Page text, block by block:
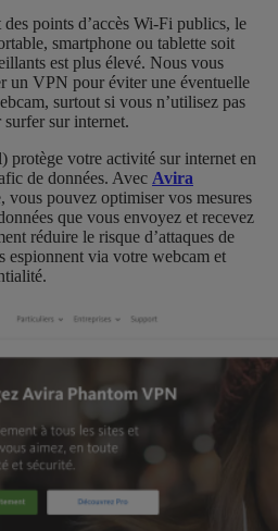
points d’accès Wi-Fi publics, le
smartphone ou tablette soit
est plus élevé. Nous vous
un VPN pour éviter une éventuelle
surtout si vous n’utilisez pas
sur internet.
votre activité sur internet en
de données. Avec Avira
vous pouvez optimiser vos mesures
que vous envoyez et recevez
réduire le risque d’attaques de
via votre webcam et